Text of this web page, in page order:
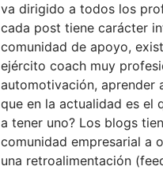
va dirigido a todos los
cada post tiene carácter
comunidad de apoyo,
ejército coach muy
automotivación, aprender
que en la actualidad es el
a tener uno? Los blogs
comunidad empresarial a
una retroalimentación